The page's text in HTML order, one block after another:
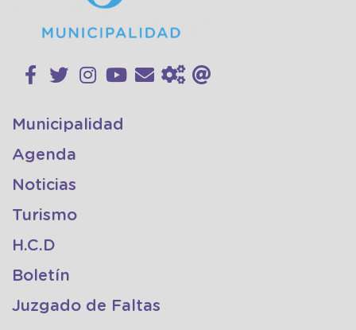
Municipalidad
Agenda
Noticias
Turismo
H.C.D
Boletín
Juzgado de Faltas